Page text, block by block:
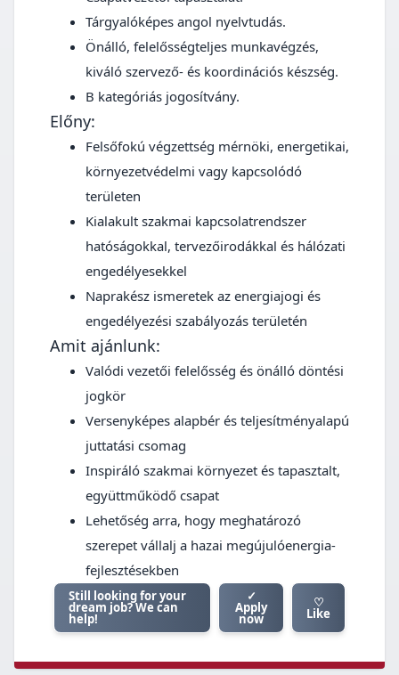
Tárgyalóképes angol nyelvtudás.
Önálló, felelősségteljes munkavégzés,
kiváló szervező- és koordinációs készség.
B kategóriás jogosítvány.
Előny:
Felsőfokú végzettség mérnöki, energetikai,
környezetvédelmi vagy kapcsolódó
területen
Kialakult szakmai kapcsolatrendszer
hatóságokkal, tervezőirodákkal és hálózati
engedélyesekkel
Naprakész ismeretek az energiajogi és
engedélyezési szabályozás területén
Amit ajánlunk:
Valódi vezetői felelősség és önálló döntési
jogkör
Versenyképes alapbér és teljesítményalapú
juttatási csomag
Inspiráló szakmai környezet és tapasztalt,
együttműködő csapat
Lehetőség arra, hogy meghatározó
szerepet vállalj a hazai megújulóenergia-
fejlesztésekben
Still looking for your
dream job? We can
help!
✓
Apply
now
♡
Like